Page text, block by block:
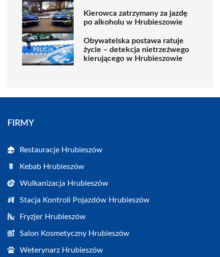
Kierowca zatrzymany za jazdę
po alkoholu w Hrubieszowie
Obywatelska postawa ratuje
życie – detekcja nietrzeźwego
kierującego w Hrubieszowie
FIRMY
Restauracje Hrubieszów
Kebab Hrubieszów
Wulkanizacja Hrubieszów
Stacja Kontroli Pojazdów Hrubieszów
Fryzjer Hrubieszów
Salon Kosmetyczny Hrubieszów
Weterynarz Hrubieszów